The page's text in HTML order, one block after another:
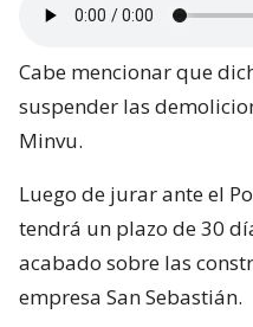
Juan Pablo Sepúlveda,
objetivo analizar
demanda.
Cabe mencionar que
suspender las
Minvu.